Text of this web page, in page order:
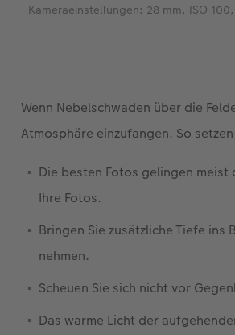
Kameraeinstellungen: 28 mm, ISO
Wenn Nebelschwaden über die
Atmosphäre einzufangen. So
Die besten Fotos gelingen
Ihre Fotos.
Bringen Sie zusätzliche Tiefe ins
nehmen.
Scheuen Sie sich nicht vor
Das warme Licht der